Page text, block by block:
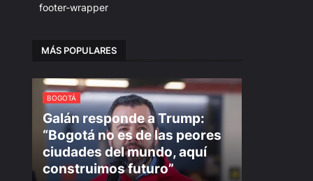
footer-wrapper
MÁS POPULARES
BOGOTÁ
Galán responde a Trump:
“Bogotá no es de las peores
ciudades del mundo, aquí
construimos futuro”